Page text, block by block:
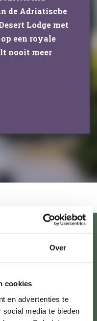
Over
cookies
en advertenties te
media te bieden
de Adriatische
Lodge met
een royale
nooit meer
Marino